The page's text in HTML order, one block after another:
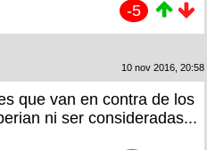
-5
10 nov 2016, 20:58
que van en contra de los
ni ser consideradas...